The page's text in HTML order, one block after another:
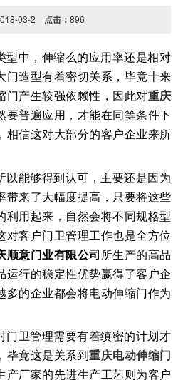
03-2 点击： 896
型中，伸缩么的应用率还是相对
门造型有着密切关系，毕竟十来
门产生较强依赖性，因此对重庆
要普遍应用，才能在同等条件下
相信这对大部分的客户企业来所
以能够得到认可，主要还是因为
带来了大幅度提高，只要将这些
利用起来，自然会将不同规格型
对客户门卫管理工作也是全方位
顺意门业有限公司 所生产的高品
运行的稳定性优势赢得了客户企
多的企业都会将电动伸缩门作为
门卫管理需要有着缜密的计划才
毕竟这是关系到重庆电动伸缩门
产厂家的先进生产工艺则为客户